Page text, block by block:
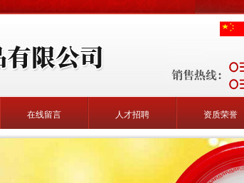
在线留言 人才招聘 资质荣誉